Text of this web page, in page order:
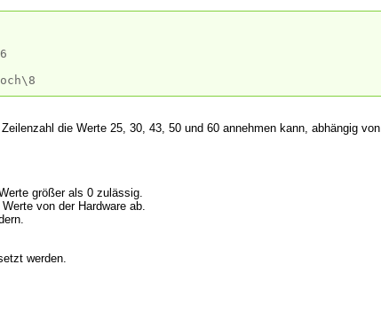
die Werte 25, 30, 43, 50 und 60 annehmen kann, abhängig von
größer als 0 zulässig.
von der Hardware ab.
werden.